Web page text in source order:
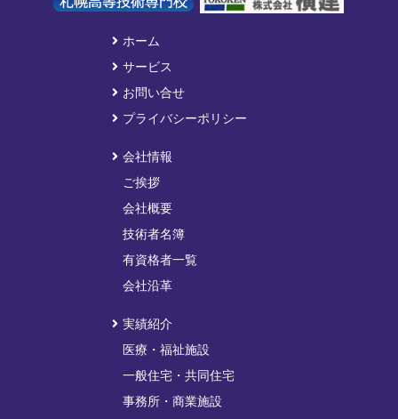
ホーム
サービス
お問い合せ
プライバシーポリシー
会社情報
ご挨拶
会社概要
技術者名簿
有資格者一覧
会社沿革
実績紹介
医療・福祉施設
一般住宅・共同住宅
事務所・商業施設